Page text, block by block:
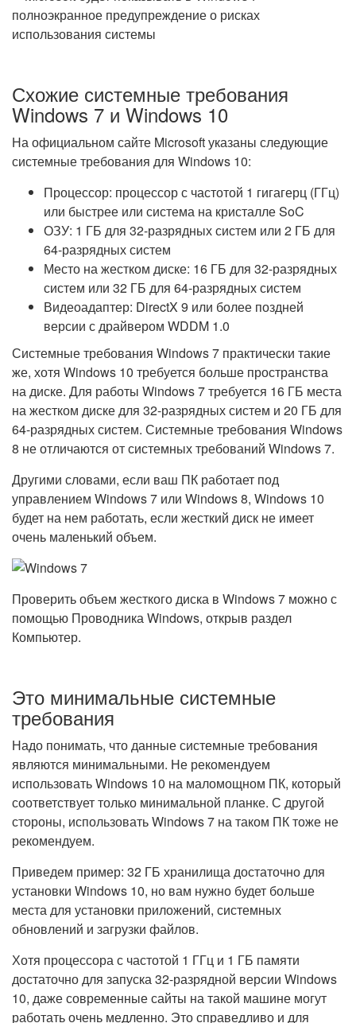
Схожие системные требования
Windows 7 и Windows 10
На официальном сайте Microsoft указаны следующие
системные требования для Windows 10:
Процессор: процессор с частотой 1 гигагерц (ГГц)
или быстрее или система на кристалле SoC
ОЗУ: 1 ГБ для 32-разрядных систем или 2 ГБ для
64-разрядных систем
Место на жестком диске: 16 ГБ для 32-разрядных
систем или 32 ГБ для 64-разрядных систем
Видеоадаптер: DirectX 9 или более поздней
версии с драйвером WDDM 1.0
Системные требования Windows 7 практически такие
же, хотя Windows 10 требуется больше пространства
на диске. Для работы Windows 7 требуется 16 ГБ места
на жестком диске для 32-разрядных систем и 20 ГБ для
64-разрядных систем. Системные требования Windows
8 не отличаются от системных требований Windows 7.
Другими словами, если ваш ПК работает под
управлением Windows 7 или Windows 8, Windows 10
будет на нем работать, если жесткий диск не имеет
очень маленький объем.
Проверить объем жесткого диска в Windows 7 можно с
помощью Проводника Windows, открыв раздел
Компьютер.
Это минимальные системные
требования
Надо понимать, что данные системные требования
являются минимальными. Не рекомендуем
использовать Windows 10 на маломощном ПК, который
соответствует только минимальной планке. С другой
стороны, использовать Windows 7 на таком ПК тоже не
рекомендуем.
Приведем пример: 32 ГБ хранилища достаточно для
установки Windows 10, но вам нужно будет больше
места для установки приложений, системных
обновлений и загрузки файлов.
Хотя процессора с частотой 1 ГГц и 1 ГБ памяти
достаточно для запуска 32-разрядной версии Windows
10, даже современные сайты на такой машине могут
работать очень медленно. Это справедливо и для